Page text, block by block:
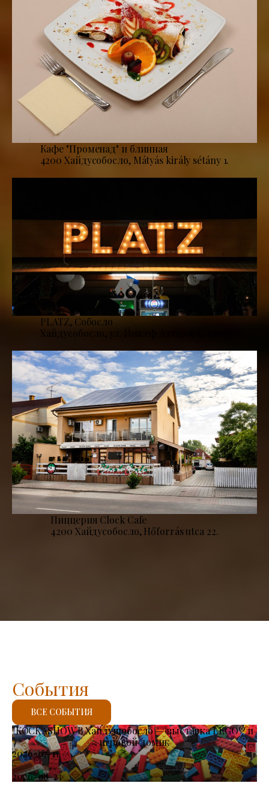
Кафе "Променад" и блинная
4200 Хайдусобосло, Mátyás király sétány 1.
PLATZ, Собосло
Хайдусобосло, ул. Йожеф Аттила, 2, 4200
Пиццерия Clock Cafe
4200 Хайдусобосло, Hőforrás utca 22.
KOCKASHOW В Хайдушобосло — выставка LEGO® и
игровой домик
2026-07-11
-
2026-08-23
События
ВСЕ СОБЫТИЯ